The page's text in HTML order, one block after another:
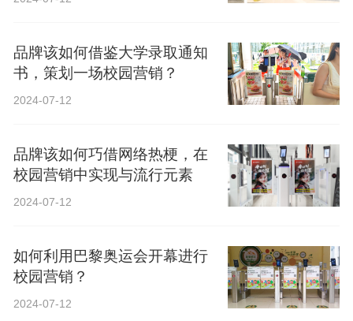
品牌该如何借鉴大学录取通知
书，策划一场校园营销？
2024-07-12
品牌该如何巧借网络热梗，在
校园营销中实现与流行元素
2024-07-12
如何利用巴黎奥运会开幕进行
校园营销？
2024-07-12